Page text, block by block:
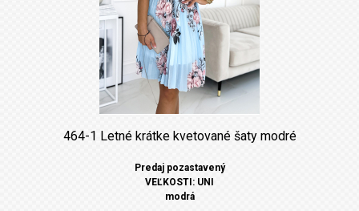
464-1 Letné krátke kvetované šaty modré
Predaj pozastavený
VEĽKOSTI: UNI
modrá